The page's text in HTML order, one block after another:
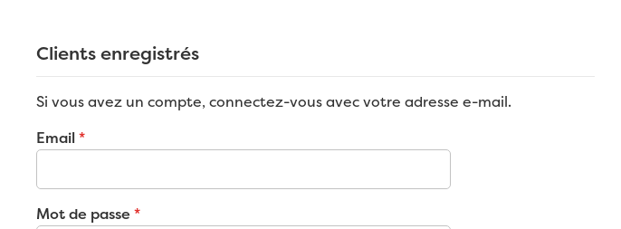
Clients enregistrés
Si vous avez un compte, connectez-vous avec votre adresse e-mail.
Email
Mot de passe